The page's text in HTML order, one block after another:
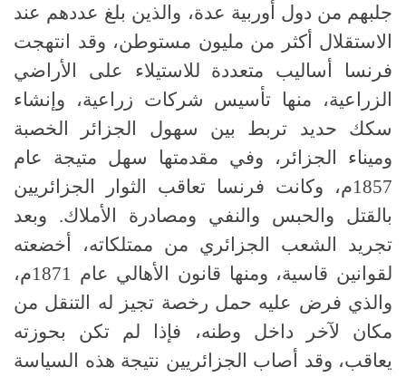
جلبهم من دول أوربية عدة، والذين بلغ عددهم عند
الاستقلال أكثر من مليون مستوطن، وقد انتهجت
فرنسا أساليب متعددة للاستيلاء على الأراضي
الزراعية، منها تأسيس شركات زراعية، وإنشاء
سكك حديد تربط بين سهول الجزائر الخصبة
وميناء الجزائر، وفي مقدمتها سهل متيجة عام
1857م، وكانت فرنسا تعاقب الثوار الجزائريين
بالقتل والحبس والنفي ومصادرة الأملاك. وبعد
تجريد الشعب الجزائري من ممتلكاته، أخضعته
لقوانين قاسية، ومنها قانون الأهالي عام 1871م،
والذي فرض عليه حمل رخصة تجيز له التنقل من
مكان لآخر داخل وطنه، فإذا لم تكن بحوزته
يعاقب، وقد أصاب الجزائريين نتيجة هذه السياسة